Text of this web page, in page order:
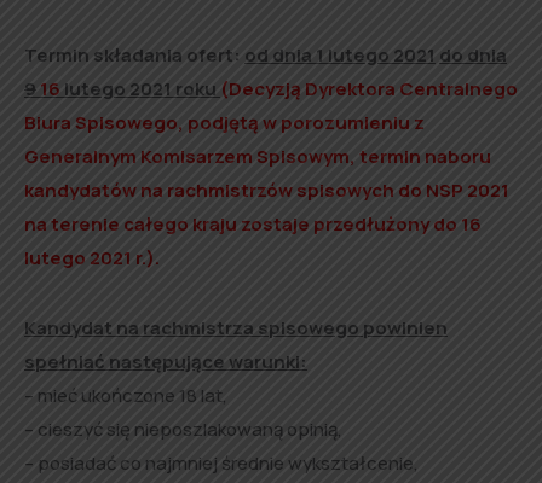
Termin składania ofert: od dnia 1 lutego 2021 do dnia
916 lutego 2021 roku (Decyzją Dyrektora Centralnego
Biura Spisowego, podjętą w porozumieniu z
Generalnym Komisarzem Spisowym, termin naboru
kandydatów na rachmistrzów spisowych do NSP 2021
na terenie całego kraju zostaje przedłużony do 16
lutego 2021 r.).
Kandydat na rachmistrza spisowego powinien
spełniać następujące warunki:
– mieć ukończone 18 lat,
– cieszyć się nieposzlakowaną opinią,
– posiadać co najmniej średnie wykształcenie,